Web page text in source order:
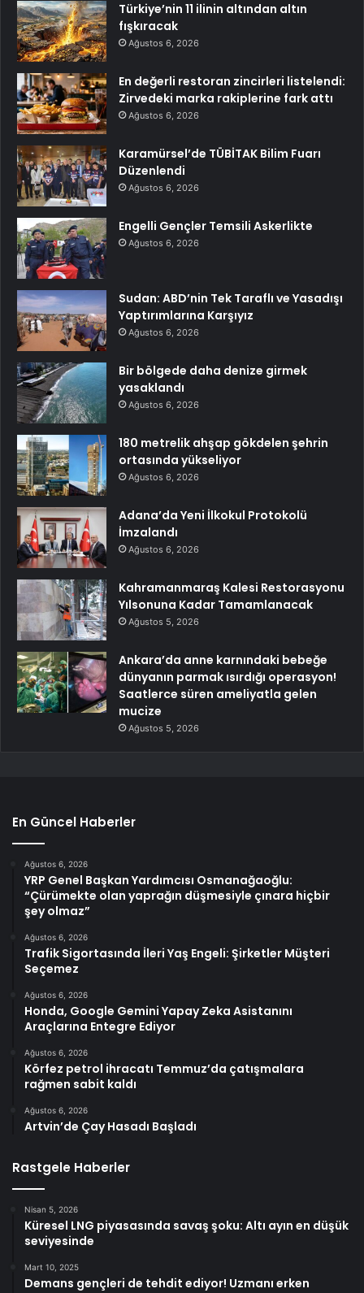
Türkiye’nin 11 ilinin altından altın
fışkıracak
Ağustos 6, 2026
En değerli restoran zincirleri listelendi:
Zirvedeki marka rakiplerine fark attı
Ağustos 6, 2026
Karamürsel’de TÜBİTAK Bilim Fuarı
Düzenlendi
Ağustos 6, 2026
Engelli Gençler Temsili Askerlikte
Ağustos 6, 2026
Sudan: ABD’nin Tek Taraflı ve Yasadışı
Yaptırımlarına Karşıyız
Ağustos 6, 2026
Bir bölgede daha denize girmek
yasaklandı
Ağustos 6, 2026
180 metrelik ahşap gökdelen şehrin
ortasında yükseliyor
Ağustos 6, 2026
Adana’da Yeni İlkokul Protokolü
İmzalandı
Ağustos 6, 2026
Kahramanmaraş Kalesi Restorasyonu
Yılsonuna Kadar Tamamlanacak
Ağustos 5, 2026
Ankara’da anne karnındaki bebeğe
dünyanın parmak ısırdığı operasyon!
Saatlerce süren ameliyatla gelen
mucize
Ağustos 5, 2026
En Güncel Haberler
Ağustos 6, 2026
YRP Genel Başkan Yardımcısı Osmanağaoğlu:
“Çürümekte olan yaprağın düşmesiyle çınara hiçbir
şey olmaz”
Ağustos 6, 2026
Trafik Sigortasında İleri Yaş Engeli: Şirketler Müşteri
Seçemez
Ağustos 6, 2026
Honda, Google Gemini Yapay Zeka Asistanını
Araçlarına Entegre Ediyor
Ağustos 6, 2026
Körfez petrol ihracatı Temmuz’da çatışmalara
rağmen sabit kaldı
Ağustos 6, 2026
Artvin’de Çay Hasadı Başladı
Rastgele Haberler
Nisan 5, 2026
Küresel LNG piyasasında savaş şoku: Altı ayın en düşük
seviyesinde
Mart 10, 2025
Demans gençleri de tehdit ediyor! Uzmanı erken